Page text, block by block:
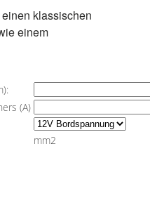
klassischen
einem